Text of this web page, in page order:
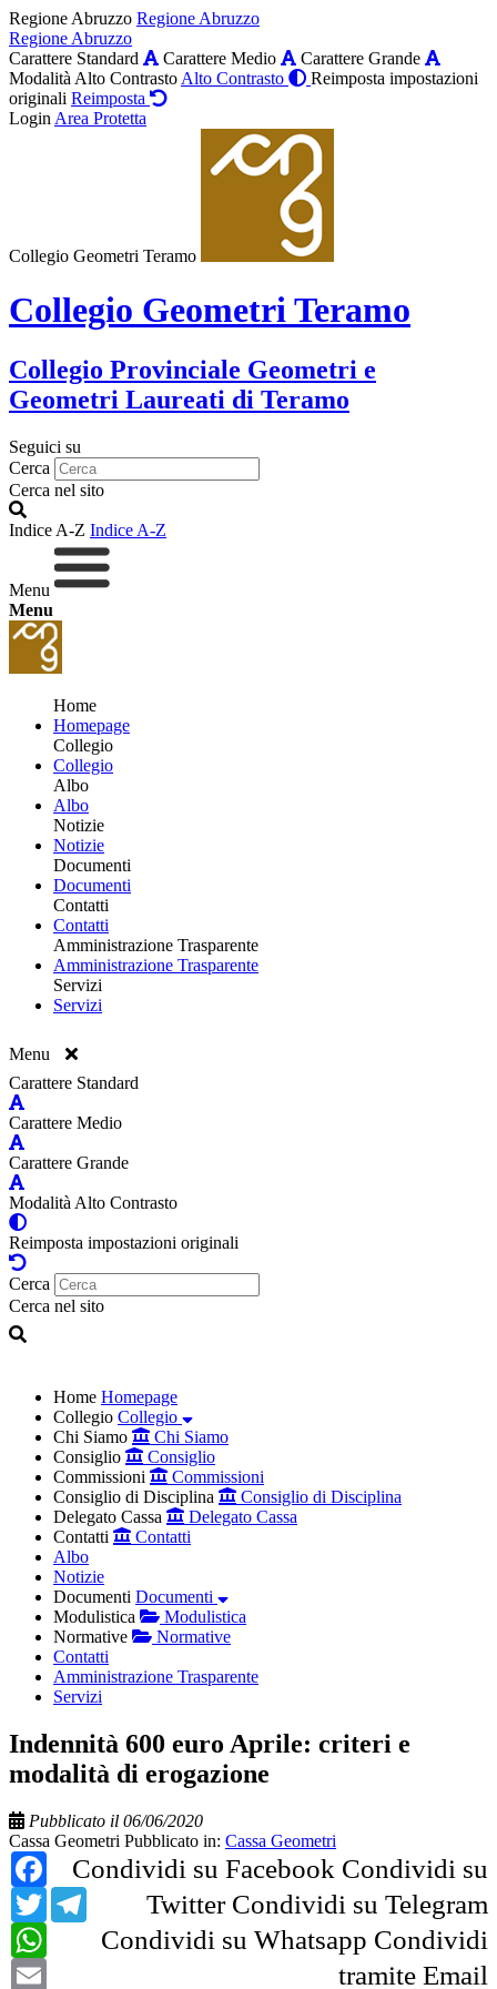
Regione Abruzzo Regione Abruzzo
Regione Abruzzo
Carattere Standard
Carattere Medio
Carattere Grande
Modalità Alto Contrasto Alto Contrasto
Reimposta impostazioni
originali Reimposta
Login Area Protetta
Collegio Geometri Teramo
Collegio Geometri Teramo
Collegio Provinciale Geometri e
Geometri Laureati di Teramo
Seguici su
Cerca
Cerca nel sito
Indice A-Z Indice A-Z
Menu
Menu
Home
Homepage
Collegio
Collegio
Albo
Albo
Notizie
Notizie
Documenti
Documenti
Contatti
Contatti
Amministrazione Trasparente
Amministrazione Trasparente
Servizi
Servizi
Menu
Carattere Standard
Carattere Medio
Carattere Grande
Modalità Alto Contrasto
Reimposta impostazioni originali
Cerca
Cerca nel sito
Home Homepage
Collegio Collegio
Chi Siamo
Chi Siamo
Consiglio
Consiglio
Commissioni
Commissioni
Consiglio di Disciplina
Consiglio di Disciplina
Delegato Cassa
Delegato Cassa
Contatti
Contatti
Albo
Notizie
Documenti Documenti
Modulistica
Modulistica
Normative
Normative
Contatti
Amministrazione Trasparente
Servizi
Indennità 600 euro Aprile: criteri e
modalità di erogazione
Pubblicato il 06/06/2020
Cassa Geometri Pubblicato in: Cassa Geometri
Condividi su Facebook
Facebook
Condividi su
Twitter
Twitter Condividi su Telegram
Telegram
Condividi su Whatsapp
WhatsApp
Condividi
tramite Email